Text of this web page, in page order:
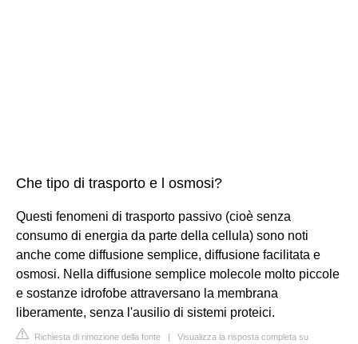
Che tipo di trasporto e l osmosi?
Questi fenomeni di trasporto passivo (cioè senza
consumo di energia da parte della cellula) sono noti
anche come diffusione semplice, diffusione facilitata e
osmosi. Nella diffusione semplice molecole molto piccole
e sostanze idrofobe attraversano la membrana
liberamente, senza l'ausilio di sistemi proteici.
Richiesta di rimozione della fonte | Visualizza la risposta completa su